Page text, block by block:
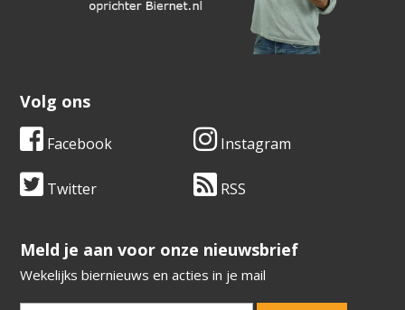
Volg ons
Facebook Instagram
Twitter RSS
​​​​​​​Meld je aan voor onze nieuwsbrief
Wekelijks biernieuws en acties in je mail